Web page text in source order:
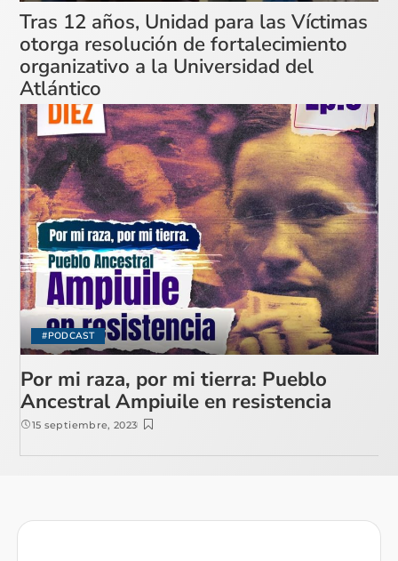
Tras 12 años, Unidad para las Víctimas
otorga resolución de fortalecimiento
organizativo a la Universidad del
Atlántico
#PODCAST
Por mi raza, por mi tierra: Pueblo
Ancestral Ampiuile en resistencia
15 septiembre, 2023